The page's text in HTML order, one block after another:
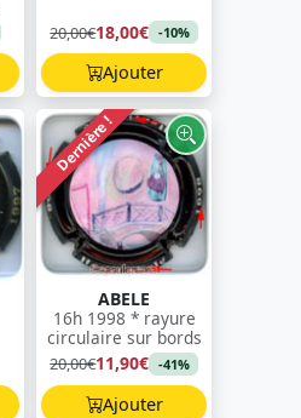
20,00€18,00€ -10%
Ajouter
Dernière !
ABELE
16h 1998 * rayure
circulaire sur bords
20,00€11,90€ -41%
Ajouter